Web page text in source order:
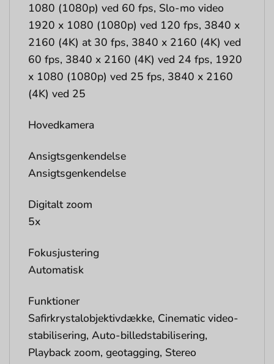
1080 (1080p) ved 60 fps, Slo-mo video
1920 x 1080 (1080p) ved 120 fps, 3840 x
2160 (4K) at 30 fps, 3840 x 2160 (4K) ved
60 fps, 3840 x 2160 (4K) ved 24 fps, 1920
x 1080 (1080p) ved 25 fps, 3840 x 2160
(4K) ved 25
Hovedkamera
Ansigtsgenkendelse
Ansigtsgenkendelse
Digitalt zoom
5x
Fokusjustering
Automatisk
Funktioner
Safirkrystalobjektivdække, Cinematic video-
stabilisering, Auto-billedstabilisering,
Playback zoom, geotagging, Stereo